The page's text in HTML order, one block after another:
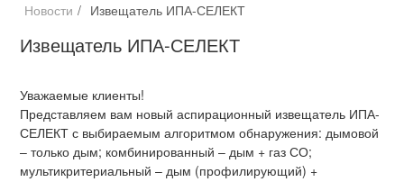
Новости / Извещатель ИПА-СЕЛЕКТ
Извещатель ИПА-СЕЛЕКТ
Уважаемые клиенты!
Представляем вам новый аспирационный извещатель ИПА-
СЕЛЕКТ с выбираемым алгоритмом обнаружения: дымовой
– только дым; комбинированный – дым + газ СО;
мультикритериальный – дым (профилирующий) +